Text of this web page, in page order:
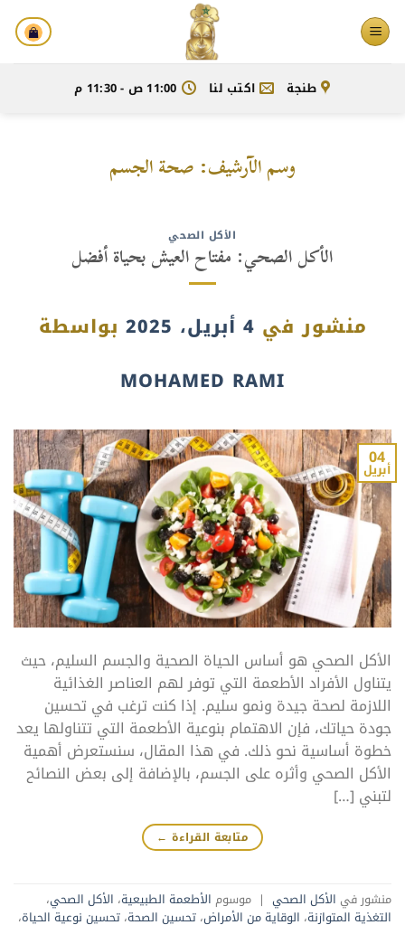
تخطي
للمحتوى
طنجة اكتب لنا 11:00 ص - 11:30 م
وسم الآرشيف: صحة الجسم
الأكل الصحي
الأكل الصحي: مفتاح العيش بحياة أفضل
منشور في 4 أبريل، 2025
بواسطة
MOHAMED RAMI
04
أبريل
الأكل الصحي هو أساس الحياة الصحية والجسم السليم، حيث
يتناول الأفراد الأطعمة التي توفر لهم العناصر الغذائية
اللازمة لصحة جيدة ونمو سليم. إذا كنت ترغب في تحسين
جودة حياتك، فإن الاهتمام بنوعية الأطعمة التي تتناولها يعد
خطوة أساسية نحو ذلك. في هذا المقال، سنستعرض أهمية
الأكل الصحي وأثره على الجسم، بالإضافة إلى بعض النصائح
لتبني […]
متابعة القراءة ←
منشور في الأكل الصحي | موسوم الأطعمة الطبيعية، الأكل الصحي،
التغذية المتوازنة، الوقاية من الأمراض، تحسين الصحة، تحسين نوعية الحياة،